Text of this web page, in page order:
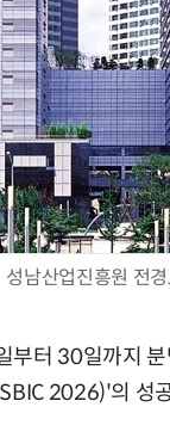
성남산업진흥원 전
터 30일까지
2026)'의 성